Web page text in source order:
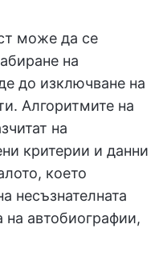
може да се
на
до изключване на
Алгоритмите на
на
критерии и данни
което
несъзнателната
на автобиографии,